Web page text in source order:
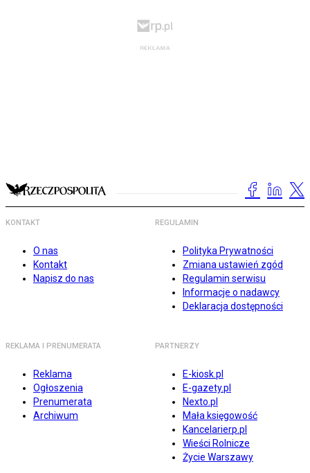
KONTAKT
O nas
Kontakt
Napisz do nas
REGULAMIN
Polityka Prywatności
Zmiana ustawień zgód
Regulamin serwisu
Informacje o nadawcy
Deklaracja dostępności
REKLAMA I PRENUMERATA
Reklama
Ogłoszenia
Prenumerata
Archiwum
PARTNERZY
E-kiosk.pl
E-gazety.pl
Nexto.pl
Mała księgowość
Kancelarierp.pl
Wieści Rolnicze
Życie Warszawy